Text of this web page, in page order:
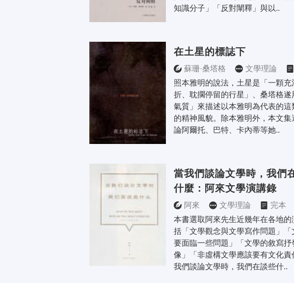
知識分子」「反對闡釋」與以..
在土星的標誌下
蘇珊·桑塔格 文學理論
照本雅明的說法，土星是「一顆充
折、耽擱停留的行星」、桑塔格遂
氣質」來描述以本雅明為代表的這
的精神風貌。除本雅明外，本文集
論阿爾托、巴特、卡內蒂等她..
當我們談論文學時，我們
什麼：阿來文學演講錄
阿來 文學理論
完本
本書選取阿來先生近幾年在各地的
括「文學觀念與文學寫作問題」「
要面臨一些問題」「文學的敘寫抒
像」「非虛構文學應該要有文化責
我們談論文學時，我們在談些什..